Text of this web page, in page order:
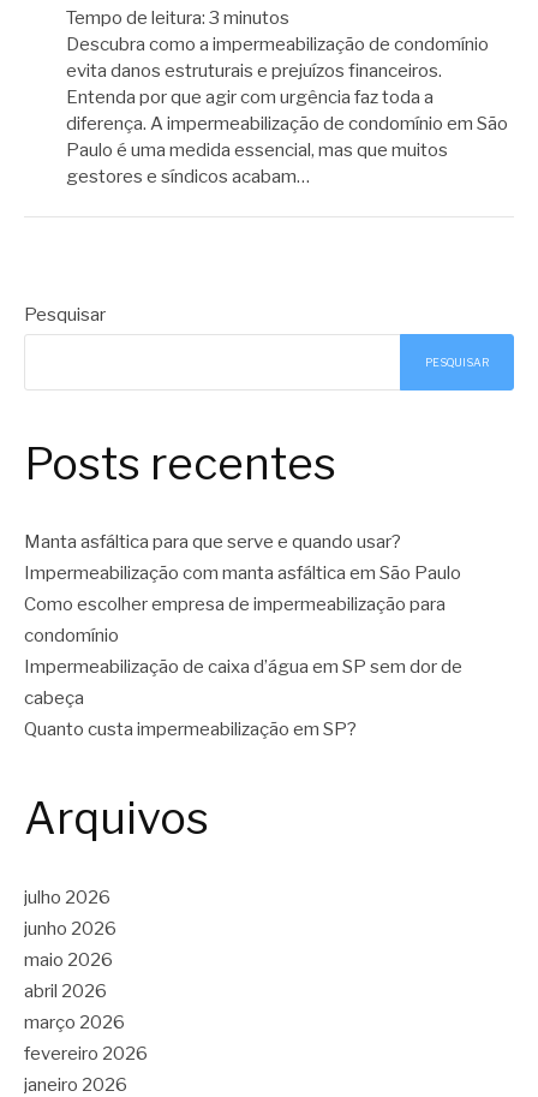
Tempo de leitura: 3 minutos
Descubra como a impermeabilização de condomínio
evita danos estruturais e prejuízos financeiros.
Entenda por que agir com urgência faz toda a
diferença. A impermeabilização de condomínio em São
Paulo é uma medida essencial, mas que muitos
gestores e síndicos acabam…
Pesquisar
PESQUISAR
Posts recentes
Manta asfáltica para que serve e quando usar?
Impermeabilização com manta asfáltica em São Paulo
Como escolher empresa de impermeabilização para
condomínio
Impermeabilização de caixa d’água em SP sem dor de
cabeça
Quanto custa impermeabilização em SP?
Arquivos
julho 2026
junho 2026
maio 2026
abril 2026
março 2026
fevereiro 2026
janeiro 2026